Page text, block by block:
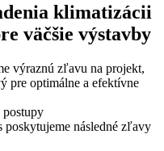
klimatizácii
väčšie výstavby
výraznú zľavu na projekt,
pre optimálne a efektívne
postupy
poskytujeme následné zľavy